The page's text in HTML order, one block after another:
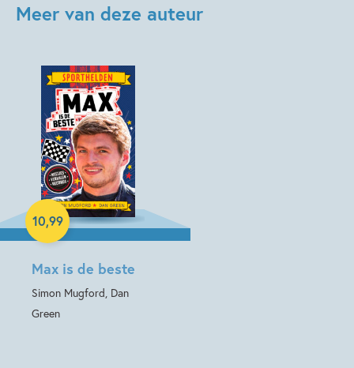
Meer van deze auteur
Max is de beste
Simon Mugford, Dan
Green
10,99
Hardcover